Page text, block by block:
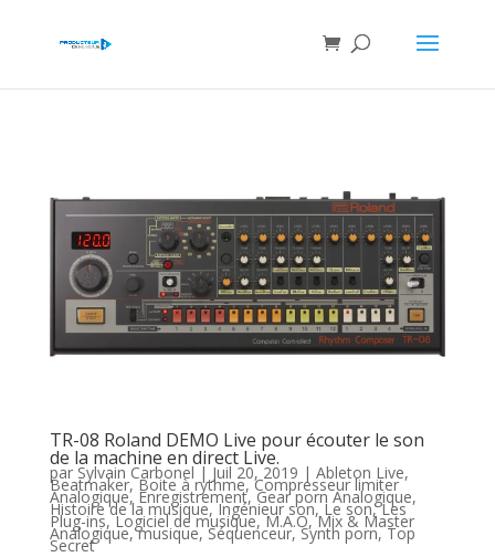
TR-08 Roland DEMO Live pour écouter le son
de la machine en direct Live.
par Sylvain Carbonel | Juil 20, 2019 | Ableton Live,
Beatmaker,Boite à rythme,Compresseur limiter
Analogique, Enregistrement,Gear porn Analogique,
Histoire de la musique,Ingénieur son,Le son,Les
Plug-ins,Logiciel de musique,M.A.O,Mix & Master
Analogique,musique,Séquenceur,Synth porn,Top
Secret